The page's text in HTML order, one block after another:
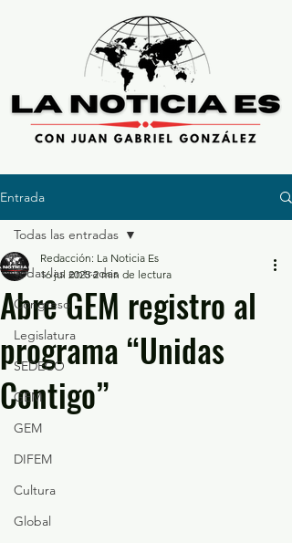
Entrada
Todas las entradas
Congreso
Legislatura
SEDECO
GEM
GEM
DIFEM
Cultura
Global
Todas las entradas
Abre GEM registro al
programa “Unidas
Contigo”
Redacción: La Noticia Es
16 jul 2025 2 min de lectura